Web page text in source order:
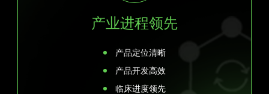
产业进程领先
产品定位清晰
产品开发高效
临床进度领先